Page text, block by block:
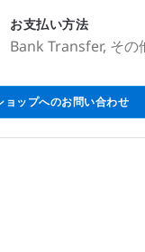
お支払い方法
Bank Transfer, そ
ョップへのお問い合わせ